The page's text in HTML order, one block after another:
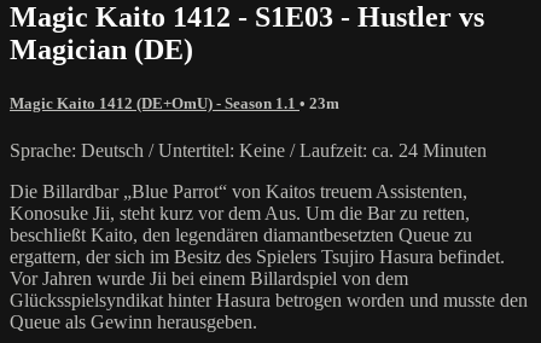
Magic Kaito 1412 - S1E03 - Hustler vs
Magician (DE)
Magic Kaito 1412 (DE+OmU) - Season 1.1 • 23m
Sprache: Deutsch / Untertitel: Keine / Laufzeit: ca. 24 Minuten
Die Billardbar „Blue Parrot“ von Kaitos treuem Assistenten,
Konosuke Jii, steht kurz vor dem Aus. Um die Bar zu retten,
beschließt Kaito, den legendären diamantbesetzten Queue zu
ergattern, der sich im Besitz des Spielers Tsujiro Hasura befindet.
Vor Jahren wurde Jii bei einem Billardspiel von dem
Glücksspielsyndikat hinter Hasura betrogen worden und musste den
Queue als Gewinn herausgeben.